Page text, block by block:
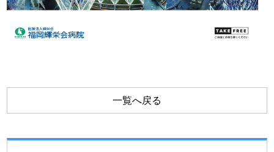
一覧へ戻る